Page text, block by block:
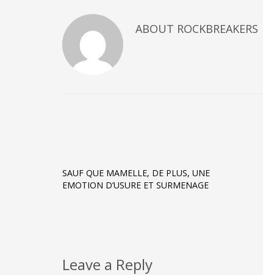
ABOUT ROCKBREAKERS
SAUF QUE MAMELLE, DE PLUS, UNE
EMOTION D’USURE ET SURMENAGE
Leave a Reply